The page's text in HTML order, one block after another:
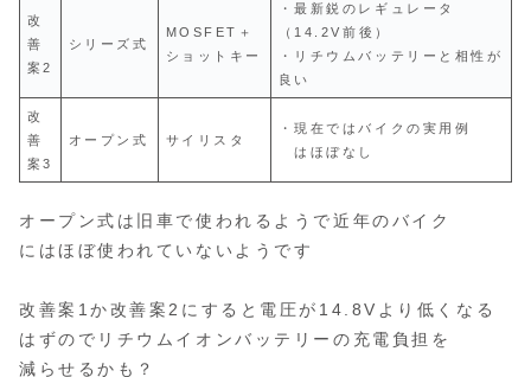
改
善
案2
シリーズ式
MOSFET＋
ショットキー
・最新鋭のレギュレータ
（14.2V前後）
・リチウムバッテリーと相性が
良い
改
善
案3
オープン式 サイリスタ
・現在ではバイクの実用例
はほぼなし
オープン式は旧車で使われるようで近年のバイク
にはほぼ使われていないようです
改善案1か改善案2にすると電圧が14.8Vより低くなる
はずのでリチウムイオンバッテリーの充電負担を
減らせるかも？